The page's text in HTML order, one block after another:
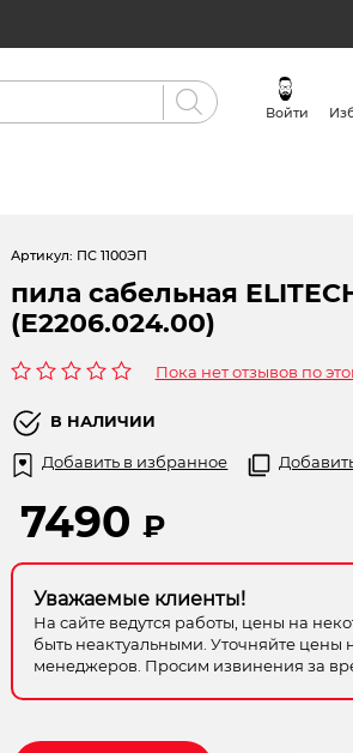
Войти
Артикул: ПС 1100ЭП
пила сабельная
(E2206.024.00)
0
из
5
Пока нет отзывов по
В НАЛИЧИИ
Добавить в избранное
7490 ₽
Уважаемые клиенты!
На сайте ведутся работы, цены на
быть неактуальными. Уточняйте цены
менеджеров. Просим извинения за